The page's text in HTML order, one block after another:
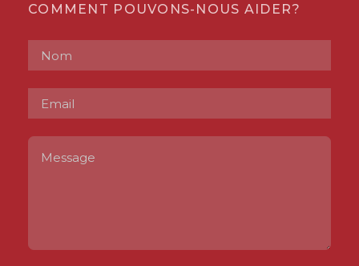
COMMENT POUVONS-NOUS AIDER?